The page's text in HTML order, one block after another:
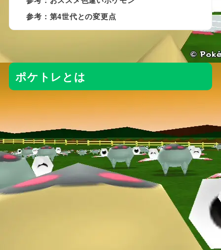
参考：第4世代との変更点
ポケトレとは